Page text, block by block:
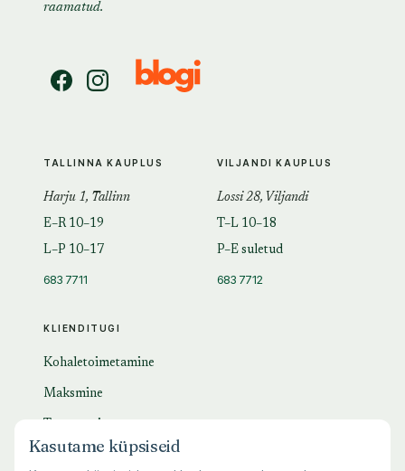
raamatud.
KLIENDITUGI
Kohaletoimetamine
Maksmine
KKK
TALLINNA KAUPLUS
Harju 1, Tallinn
E–R 10–19
L–P 10–17
683 7711
VILJANDI KAUPLUS
Lossi 28, Viljandi
T–L 10–18
P–E suletud
683 7712
Kasutame küpsiseid